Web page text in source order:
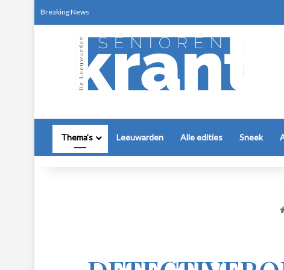
Breaking News
Thema’s Leeuwarden Alle edities Sneek